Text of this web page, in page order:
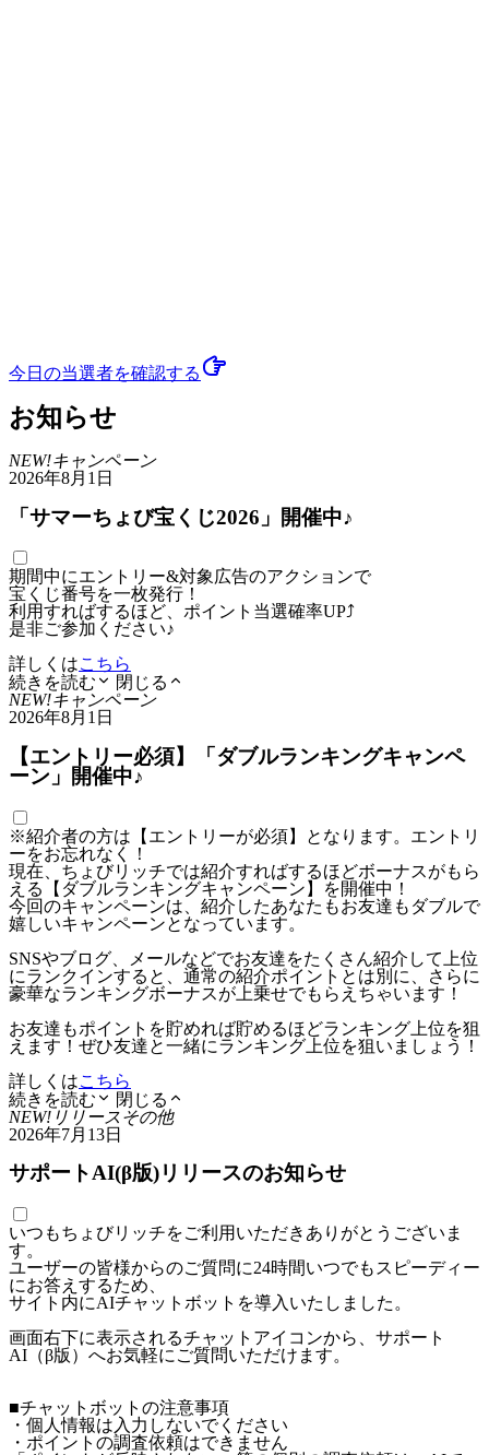
今日の当選者を確認する
お知らせ
NEW!キャンペーン
2026年8月1日
「サマーちょび宝くじ2026」開催中♪
期間中にエントリー&対象広告のアクションで
宝くじ番号を一枚発行！
利用すればするほど、ポイント当選確率UP⤴
是非ご参加ください♪
詳しくはこちら
続きを読む
閉じる
NEW!キャンペーン
2026年8月1日
【エントリー必須】「ダブルランキングキャンペ
ーン」開催中♪
※紹介者の方は【エントリーが必須】となります。エントリ
ーをお忘れなく！
現在、ちょびリッチでは紹介すればするほどボーナスがもら
える【ダブルランキングキャンペーン】を開催中！
今回のキャンペーンは、紹介したあなたもお友達もダブルで
嬉しいキャンペーンとなっています。
SNSやブログ、メールなどでお友達をたくさん紹介して上位
にランクインすると、通常の紹介ポイントとは別に、さらに
豪華なランキングボーナスが上乗せでもらえちゃいます！
お友達もポイントを貯めれば貯めるほどランキング上位を狙
えます！ぜひ友達と一緒にランキング上位を狙いましょう！
詳しくはこちら
続きを読む
閉じる
NEW! リリースその他
2026年7月13日
サポートAI(β版)リリースのお知らせ
いつもちょびリッチをご利用いただきありがとうございま
す。
ユーザーの皆様からのご質問に24時間いつでもスピーディー
にお答えするため、
サイト内にAIチャットボットを導入いたしました。
画面右下に表示されるチャットアイコンから、サポート
AI（β版）へお気軽にご質問いただけます。
■チャットボットの注意事項
・個人情報は入力しないでください
・ポイントの調査依頼はできません